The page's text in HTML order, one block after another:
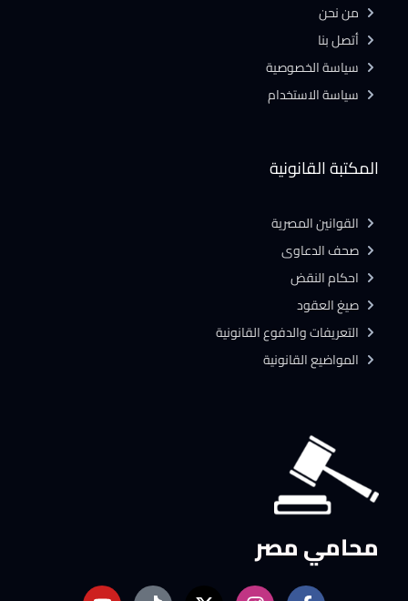
محامي مصر
المكتبة القانونية
القوانين المصرية
صحف الدعاوى
احكام النقض
صيغ العقود
التعريفات والدفوع القانونية
المواضيع القانونية
من نحن
أتصل بنا
سياسة الخصوصية
سياسة الاستخدام